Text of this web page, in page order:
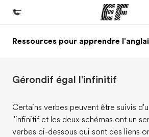
Accueil
Programmes
Bureaux
Ressources pour apprendre
Gérondif égal l'infinitif
Certains verbes peuvent être suivis
l'infinitif et les deux schémas ont un
verbes ci-dessous qui sont des liens